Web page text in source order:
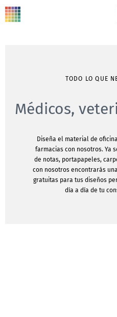
TODO LO QUE
Médicos,
Diseña el material de
farmacias con nosotros. Ya
de notas, portapapeles,
con nosotros encontrarás
gratuitas para tus diseños
día a día de tu